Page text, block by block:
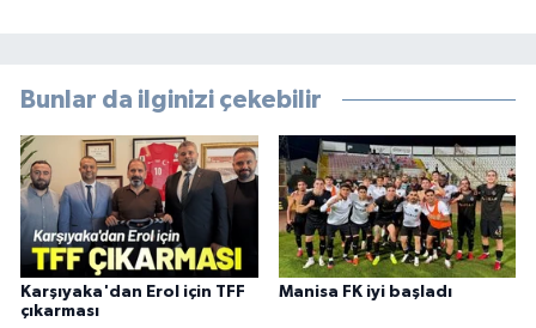
Bunlar da ilginizi çekebilir
Karşıyaka'dan Erol için TFF
çıkarması
Manisa FK iyi başladı